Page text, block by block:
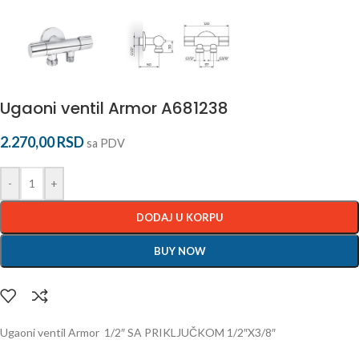
Ugaoni ventil Armor A681238
2.270,00RSDsa PDV
- +
DODAJ U KORPU
BUY NOW
Ugaoni ventil Armor 1/2″ SA PRIKLJUČKOM 1/2″X3/8″